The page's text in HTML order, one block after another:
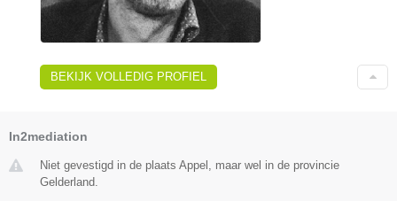
BEKIJK VOLLEDIG PROFIEL
In2mediation
Niet gevestigd in de plaats Appel, maar wel in de provincie
Gelderland.